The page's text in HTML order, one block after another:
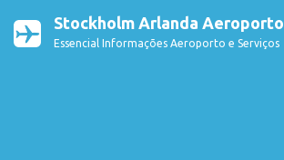
Stockholm Arlanda Aeroporto
Essencial Informações Aeroporto e Serviços